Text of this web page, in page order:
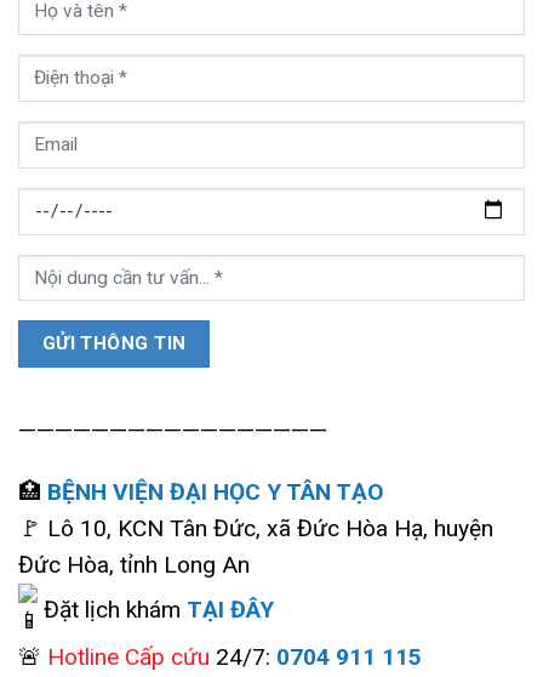
—————————————————
🏥 BỆNH VIỆN ĐẠI HỌC Y TÂN TẠO
🚩 Lô 10, KCN Tân Đức, xã Đức Hòa Hạ, huyện
Đức Hòa, tỉnh Long An
Đặt lịch khám TẠI ĐÂY
🚨 Hotline Cấp cứu 24/7: 0704 911 115